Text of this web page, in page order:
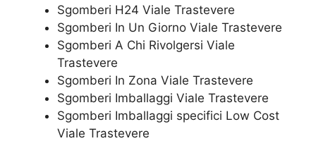
Sgomberi H24 Viale Trastevere
Sgomberi In Un Giorno Viale Trastevere
Sgomberi A Chi Rivolgersi Viale
Trastevere
Sgomberi In Zona Viale Trastevere
Sgomberi Imballaggi Viale Trastevere
Sgomberi Imballaggi specifici Low Cost
Viale Trastevere